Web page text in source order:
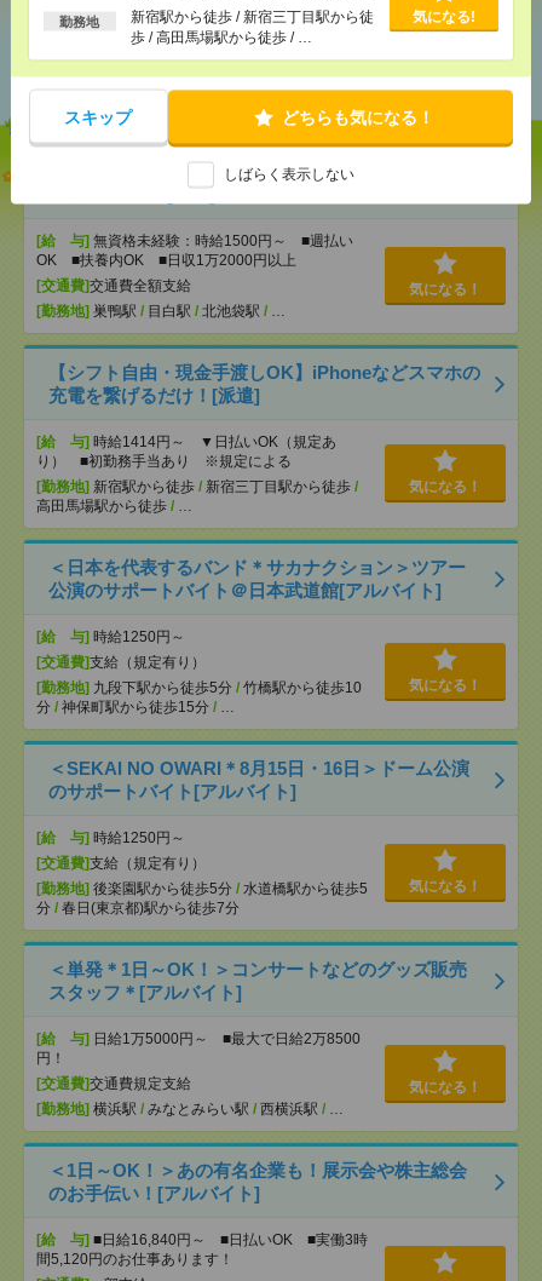
る
勤務地
新宿駅から徒歩 / 新宿三丁目駅から徒
歩 / 高田馬場駅から徒歩 / …
気になる!
スキップ どちらも気になる！
しばらく表示しない
あなたの閲覧履歴からの
おすすめ
【オープニング募集】おばあちゃんのお散歩付き添
いも仕事の1つ[派遣]
[給 与] 無資格未経験：時給1500円～ ■週払い
OK ■扶養内OK ■日収1万2000円以上
[交通費]交通費全額支給
[勤務地] 巣鴨駅 / 目白駅 / 北池袋駅 / …
気になる！
【シフト自由・現金手渡しOK】iPhoneなどスマホの
充電を繋げるだけ！[派遣]
[給 与] 時給1414円～ ▼日払いOK（規定あ
り） ■初勤務手当あり ※規定による
[勤務地] 新宿駅から徒歩 / 新宿三丁目駅から徒歩 /
高田馬場駅から徒歩 / …
気になる！
＜日本を代表するバンド＊サカナクション＞ツアー
公演のサポートバイト＠日本武道館[アルバイト]
[給 与] 時給1250円～
[交通費]支給（規定有り）
[勤務地] 九段下駅から徒歩5分 / 竹橋駅から徒歩10
分 / 神保町駅から徒歩15分 / …
気になる！
＜SEKAI NO OWARI＊8月15日・16日＞ドーム公演
のサポートバイト[アルバイト]
[給 与] 時給1250円～
[交通費]支給（規定有り）
[勤務地] 後楽園駅から徒歩5分 / 水道橋駅から徒歩5
分 / 春日(東京都)駅から徒歩7分
気になる！
＜単発＊1日～OK！＞コンサートなどのグッズ販売
スタッフ＊[アルバイト]
[給 与] 日給1万5000円～ ■最大で日給2万8500
円！
[交通費]交通費規定支給
[勤務地] 横浜駅 / みなとみらい駅 / 西横浜駅 / …
気になる！
＜1日～OK！＞あの有名企業も！展示会や株主総会
のお手伝い！[アルバイト]
[給 与] ■日給16,840円～ ■日払いOK ■実働3時
間5,120円のお仕事あります！